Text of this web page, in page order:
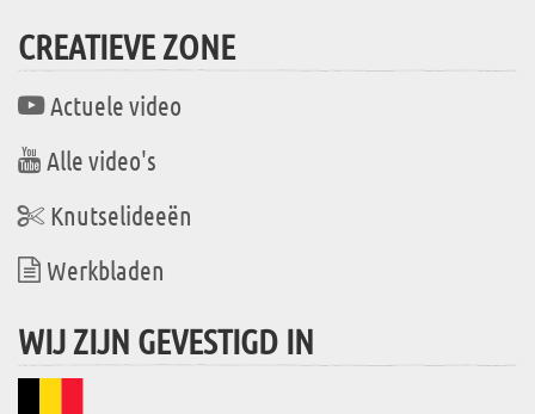
CREATIEVE ZONE
Actuele video
Alle video's
Knutselideeën
Werkbladen
WIJ ZIJN GEVESTIGD IN